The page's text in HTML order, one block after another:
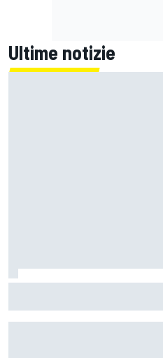
Ultime notizie